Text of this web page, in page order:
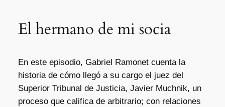
El hermano de mi socia
En este episodio, Gabriel Ramonet cuenta la
historia de cómo llegó a su cargo el juez del
Superior Tribunal de Justicia, Javier Muchnik, un
proceso que califica de arbitrario; con relaciones